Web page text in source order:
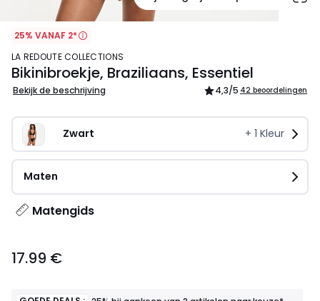
25% VANAF 2*
LA REDOUTE COLLECTIONS
Bikinibroekje, Braziliaans, Essentiel
Bekijk de beschrijving 4,3/5 42 beoordelingen
Zwart + 1 Kleur
Maten
Matengids
€.
17.99 €